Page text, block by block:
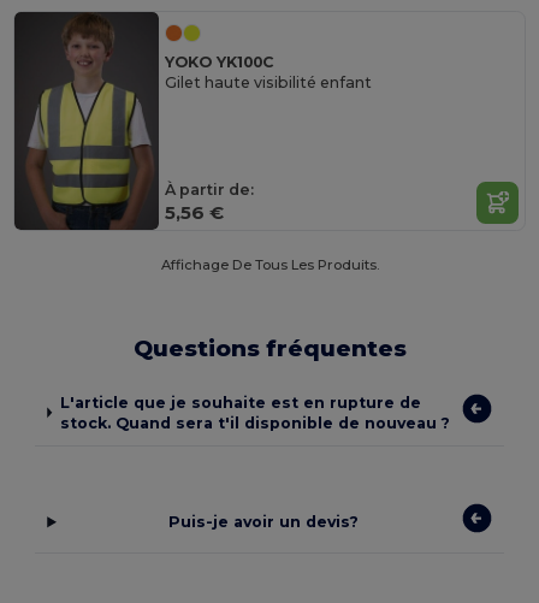
YOKO YK100C
Gilet haute visibilité enfant
À partir de:
5,56 €
Affichage De Tous Les Produits.
Questions fréquentes
L'article que je souhaite est en rupture de
stock. Quand sera t'il disponible de nouveau ?
Puis-je avoir un devis?